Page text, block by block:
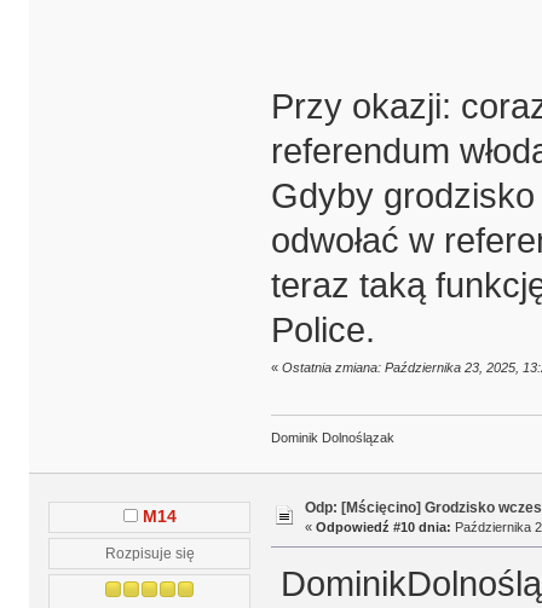
Przy okazji:
referendum
Gdyby
odwołać w
teraz taką
Police.
« Ostatnia zmiana: Października 23, 2025,
Dominik Dolnoślązak
M14
Rozpisuje się
Odp: [Mścięcino] Grodzisko
« Odpowiedź #10 dnia: Października